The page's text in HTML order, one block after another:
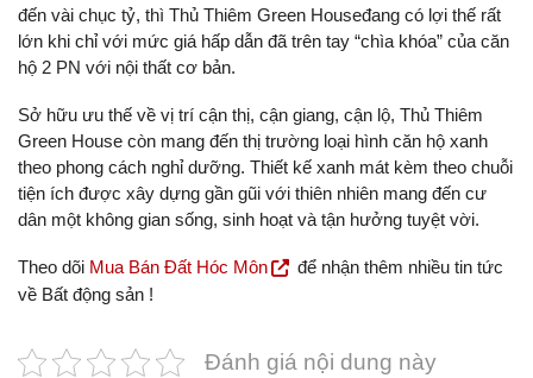
đến vài chục tỷ, thì Thủ Thiêm Green Houseđang có lợi thế rất
lớn khi chỉ với mức giá hấp dẫn đã trên tay “chìa khóa” của căn
hộ 2 PN với nội thất cơ bản.
Sở hữu ưu thế về vị trí cận thị, cận giang, cận lộ, Thủ Thiêm
Green House còn mang đến thị trường loại hình căn hộ xanh
theo phong cách nghỉ dưỡng. Thiết kế xanh mát kèm theo chuỗi
tiện ích được xây dựng gần gũi với thiên nhiên mang đến cư
dân một không gian sống, sinh hoạt và tận hưởng tuyệt vời.
Theo dõi Mua Bán Đất Hóc Môn
để nhận thêm nhiều tin tức
về Bất động sản !
Đánh giá nội dung này